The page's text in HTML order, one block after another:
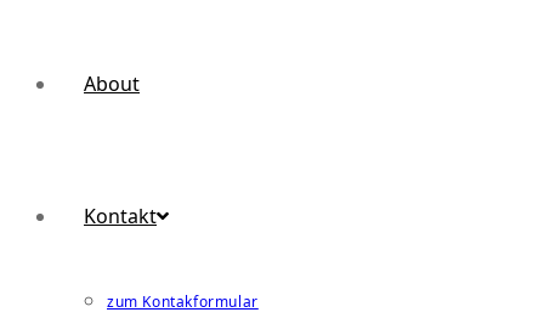
About
Kontakt
zum Kontakformular